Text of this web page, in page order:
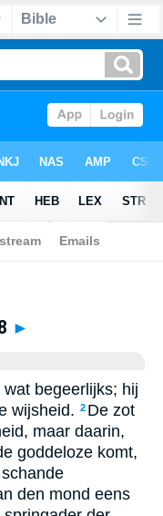
18
►
begeerlijks; hij
wijsheid. 2 De zot
maar daarin,
goddeloze komt,
den mond eens